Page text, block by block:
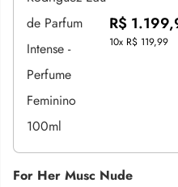
R$
10x R$ 119,99
For Her Musc Nude